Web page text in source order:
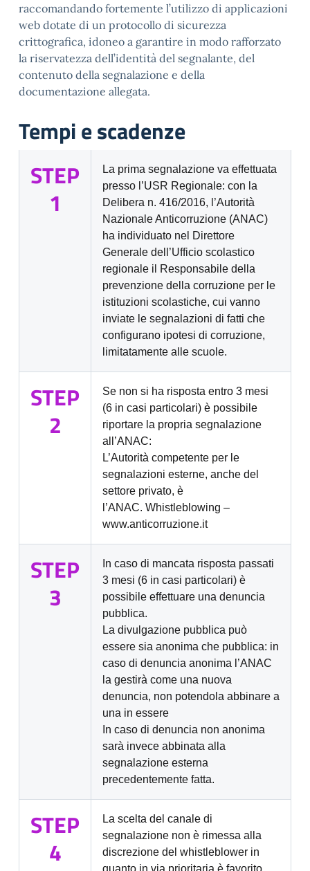
raccomandando fortemente l’utilizzo di applicazioni
web dotate di un protocollo di sicurezza
crittografica, idoneo a garantire in modo rafforzato
la riservatezza dell’identità del segnalante, del
contenuto della segnalazione e della
documentazione allegata.
Tempi e scadenze
STEP
1
La prima segnalazione va effettuata
presso l’USR Regionale: con la
Delibera n. 416/2016, l’Autorità
Nazionale Anticorruzione (ANAC)
ha individuato nel Direttore
Generale dell’Ufficio scolastico
regionale il Responsabile della
prevenzione della corruzione per le
istituzioni scolastiche, cui vanno
inviate le segnalazioni di fatti che
configurano ipotesi di corruzione,
limitatamente alle scuole.
STEP
2
Se non si ha risposta entro 3 mesi
(6 in casi particolari) è possibile
riportare la propria segnalazione
all’ANAC:
L’Autorità competente per le
segnalazioni esterne, anche del
settore privato, è
l’ANAC. Whistleblowing –
www.anticorruzione.it
STEP
3
In caso di mancata risposta passati
3 mesi (6 in casi particolari) è
possibile effettuare una denuncia
pubblica.
La divulgazione pubblica può
essere sia anonima che pubblica: in
caso di denuncia anonima l’ANAC
la gestirà come una nuova
denuncia, non potendola abbinare a
una in essere
In caso di denuncia non anonima
sarà invece abbinata alla
segnalazione esterna
precedentemente fatta.
STEP
4
La scelta del canale di
segnalazione non è rimessa alla
discrezione del whistleblower in
quanto in via prioritaria è favorito